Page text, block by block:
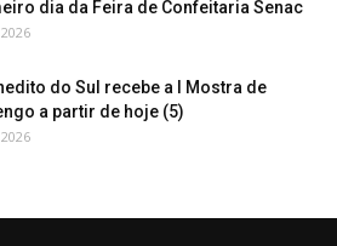
dia da Feira de Confeitaria Senac
do Sul recebe a I Mostra de
a partir de hoje (5)